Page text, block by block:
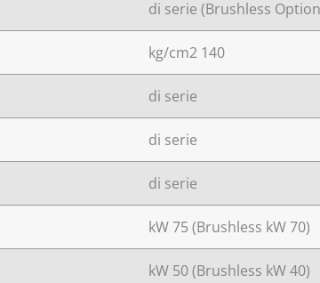
di serie (Brushless
kg/cm2 140
di serie
di serie
di serie
kW 75 (Brushless kW 70)
kW 50 (Brushless kW 40)